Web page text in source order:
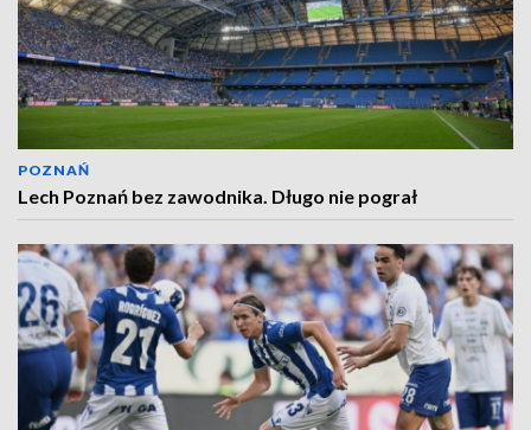
POZNAŃ
Lech Poznań bez zawodnika. Długo nie pograł